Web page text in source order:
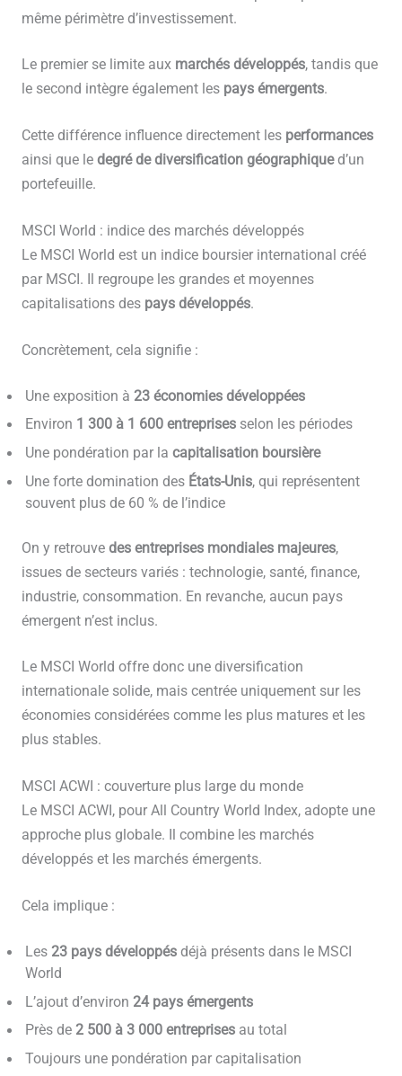
même périmètre d’investissement.
Le premier se limite aux marchés développés, tandis que
le second intègre également les pays émergents.
Cette différence influence directement les performances
ainsi que le degré de diversification géographiqued’un
portefeuille.
MSCI World : indice des marchés développés
Le MSCI World est un indice boursier international créé
par MSCI. Il regroupe les grandes et moyennes
capitalisations des pays développés.
Concrètement, cela signifie :
Une exposition à 23 économies développées
Environ 1 300 à 1 600 entreprisesselon les périodes
Une pondération par la capitalisation boursière
Une forte domination des États-Unis, qui représentent
souvent plus de 60 % de l’indice
On y retrouve des entreprises mondiales majeures,
issues de secteurs variés : technologie, santé, finance,
industrie, consommation. En revanche, aucun pays
émergent n’est inclus.
Le MSCI World offre donc une diversification
internationale solide, mais centrée uniquement sur les
économies considérées comme les plus matures et les
plus stables.
MSCI ACWI : couverture plus large du monde
Le MSCI ACWI, pour All Country World Index, adopte une
approche plus globale. Il combine les marchés
développés et les marchés émergents.
Cela implique :
Les 23 pays développésdéjà présents dans le MSCI
World
L’ajout d’environ 24 pays émergents
Près de 2 500 à 3 000 entreprisesau total
Toujours une pondération par capitalisation